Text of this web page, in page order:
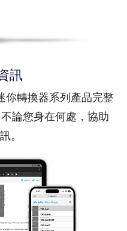
訊
你轉換器系列產品完整
論您身在何處，協助
。